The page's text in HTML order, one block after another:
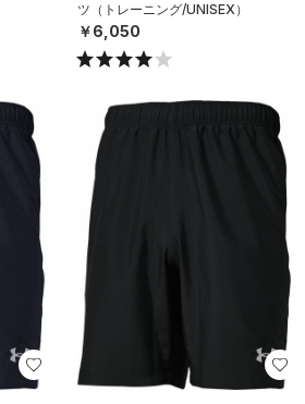
ツ（トレーニング/UNISEX）
￥6,050